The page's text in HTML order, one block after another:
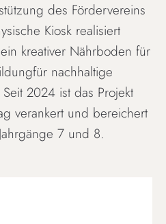
des Fördervereins
Kiosk realisiert
kreativer Nährboden für
nachhaltige
2024 ist das Projekt
verankert und bereichert
7 und 8.